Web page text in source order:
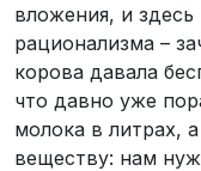
вложения, и здесь
рационализма –
корова давала
что давно уже
молока в литрах,
веществу: нам